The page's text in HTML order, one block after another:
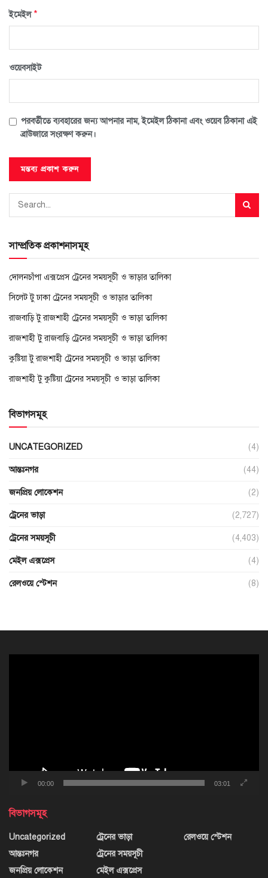
ইমেইল*
ওয়েবসাইট
পরবর্তীতে ব্যবহারের জন্য আপনার নাম, ইমেইল ঠিকানা এবং ওয়েব ঠিকানা এই
ব্রাউজারে সংরক্ষণ করুন।
সাম্প্রতিক প্রকাশনাসমূহ
দোলনচাঁপা এক্সপ্রেস ট্রেনের সময়সূচী ও ভাড়ার তালিকা
সিলেট টু ঢাকা ট্রেনের সময়সূচী ও ভাড়ার তালিকা
রাজবাড়ি টু রাজশাহী ট্রেনের সময়সূচী ও ভাড়া তালিকা
রাজশাহী টু রাজবাড়ি ট্রেনের সময়সূচী ও ভাড়া তালিকা
কুষ্টিয়া টু রাজশাহী ট্রেনের সময়সূচী ও ভাড়া তালিকা
রাজশাহী টু কুষ্টিয়া ট্রেনের সময়সূচী ও ভাড়া তালিকা
বিভাগসমূহ
UNCATEGORIZED (4)
আন্তঃনগর (44)
জনপ্রিয় লোকেশন (2)
ট্রেনের ভাড়া (2,727)
ট্রেনের সময়সূচী (4,403)
মেইল এক্সপ্রেস (4)
রেলওয়ে স্টেশন (8)
00:00 03:01
বিভাগসমূহ
Uncategorized
আন্তঃনগর
জনপ্রিয় লোকেশন
ট্রেনের ভাড়া
ট্রেনের সময়সূচী
মেইল এক্সপ্রেস
রেলওয়ে স্টেশন